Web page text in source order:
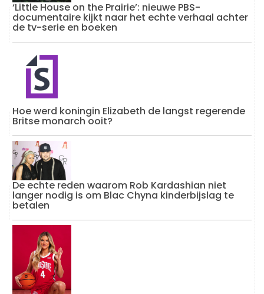
‘Little House on the Prairie’: nieuwe PBS-
documentaire kijkt naar het echte verhaal achter
de tv-serie en boeken
Hoe werd koningin Elizabeth de langst regerende
Britse monarch ooit?
De echte reden waarom Rob Kardashian niet
langer nodig is om Blac Chyna kinderbijslag te
betalen